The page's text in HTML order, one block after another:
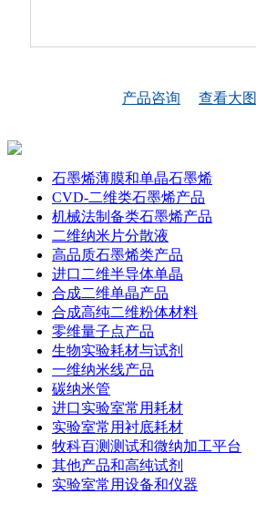
产品咨询 查看大图
石墨烯薄膜和单晶石墨烯
CVD-二维类石墨烯产品
机械法制备类石墨烯产品
二维纳米片分散液
高品质石墨烯类产品
进口二维半导体单晶
合成二维单晶产品
合成高纯二维粉体材料
零维量子点产品
生物实验耗材与试剂
一维纳米线产品
碳纳米管
进口实验室常用耗材
实验室常用衬底耗材
牧科百测测试和微纳加工平台
其他产品和高纯试剂
实验室常用设备和仪器